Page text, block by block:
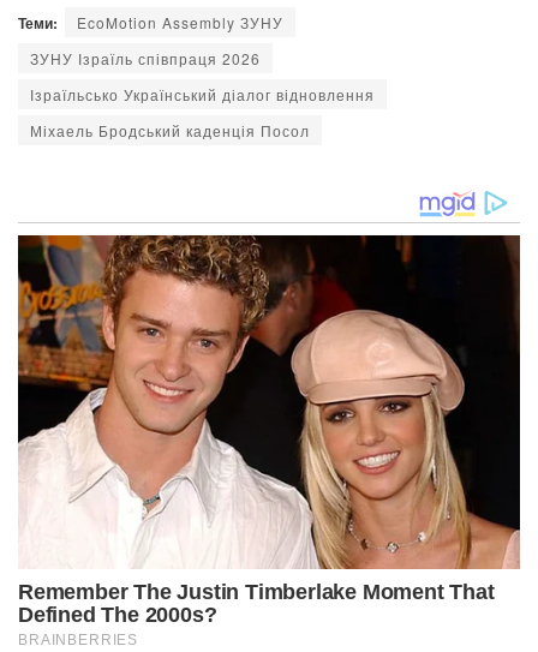
Теми:
EcoMotion Assembly ЗУНУ
ЗУНУ Ізраїль співпраця 2026
Ізраїльсько Український діалог відновлення
Міхаель Бродський каденція Посол